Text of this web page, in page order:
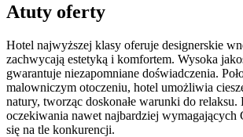
Atuty oferty
Hotel najwyższej klasy oferuje designerskie
zachwycają estetyką i komfortem. Wysoka
gwarantuje niezapomniane doświadczenia.
malowniczym otoczeniu, hotel umożliwia
natury, tworząc doskonałe warunki do relaksu.
oczekiwania nawet najbardziej wymagających
się na tle konkurencji.